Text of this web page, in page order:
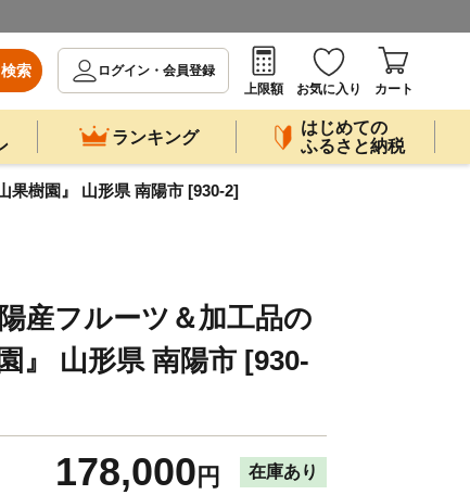
検索
ログイン・会員登録
上限額
お気に入り カート
ランキング
はじめての
ふるさと納税
果樹園』 山形県 南陽市 [930-2]
産フルーツ＆加工品の
』 山形県 南陽市 [930-
178,000 円 在庫あり